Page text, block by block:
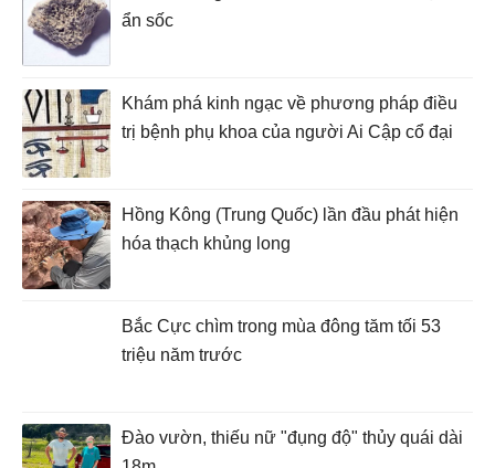
ẩn sốc
Khám phá kinh ngạc về phương pháp điều
trị bệnh phụ khoa của người Ai Cập cổ đại
Hồng Kông (Trung Quốc) lần đầu phát hiện
hóa thạch khủng long
Bắc Cực chìm trong mùa đông tăm tối 53
triệu năm trước
Đào vườn, thiếu nữ "đụng độ" thủy quái dài